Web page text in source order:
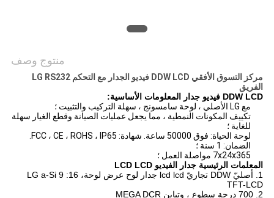
منتوج وصف
مركز التسوق الأفقي DDW LCD فيديو الجدار مع التحكم LG RS232
الفريق
DDW LCD فيديو جدار المعلومات الأساسية:
مع LG الأصلي ، لوحة سامسونج ، سهلة التركيب والتثبيت ؛
تكييف المكونات النمطية ، مما يجعل عمليات الصيانة وقطع الغيار سهلة
للغاية ؛
لوحة الحياة: فوق 50000 ساعة.
شهادة: FCC ، CE ، ROHS ، IP65.
الضمان: 1 سنة ؛
7x24x365 مواصلة العمل ؛
المعلمات الرئيسية جدار الفيديو LCD LCD
1. أصليّ DDW تجاريّ lcd lcd جدار لوح عرض لوحة، 16: 9 LG a-Si
TFT-LCD
2. 700 درجة سطوع ، وتباين MEGA DCR